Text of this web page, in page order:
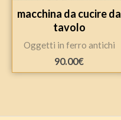
macchina da cucire da
tavolo
Oggetti in ferro antichi
90.00€